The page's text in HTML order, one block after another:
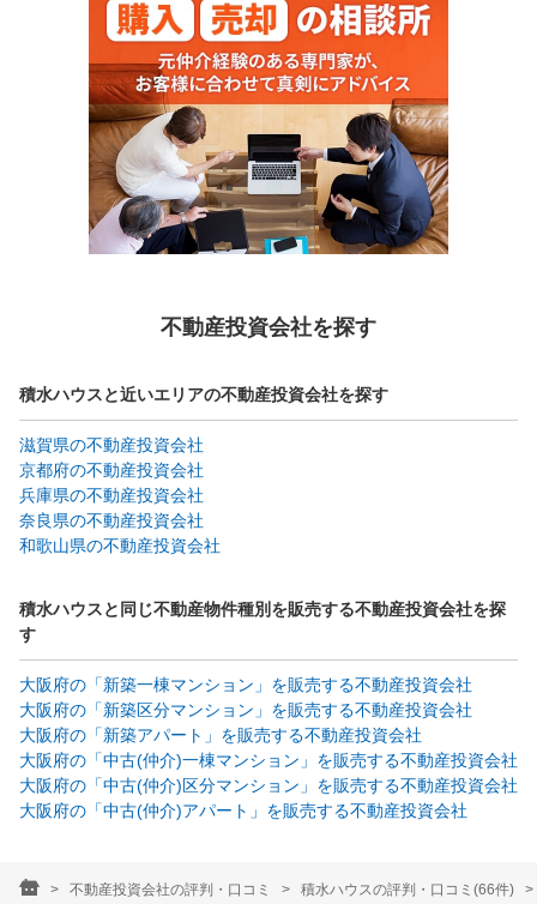
不動産投資会社を探す
積水ハウスと近いエリアの不動産投資会社を探す
滋賀県の不動産投資会社
京都府の不動産投資会社
兵庫県の不動産投資会社
奈良県の不動産投資会社
和歌山県の不動産投資会社
積水ハウスと同じ不動産物件種別を販売する不動産投資会社を探
す
大阪府の「新築一棟マンション」を販売する不動産投資会社
大阪府の「新築区分マンション」を販売する不動産投資会社
大阪府の「新築アパート」を販売する不動産投資会社
大阪府の「中古(仲介)一棟マンション」を販売する不動産投資会社
大阪府の「中古(仲介)区分マンション」を販売する不動産投資会社
大阪府の「中古(仲介)アパート」を販売する不動産投資会社
不動産投資会社の評判・口コミ 積水ハウスの評判・口コミ(66件)